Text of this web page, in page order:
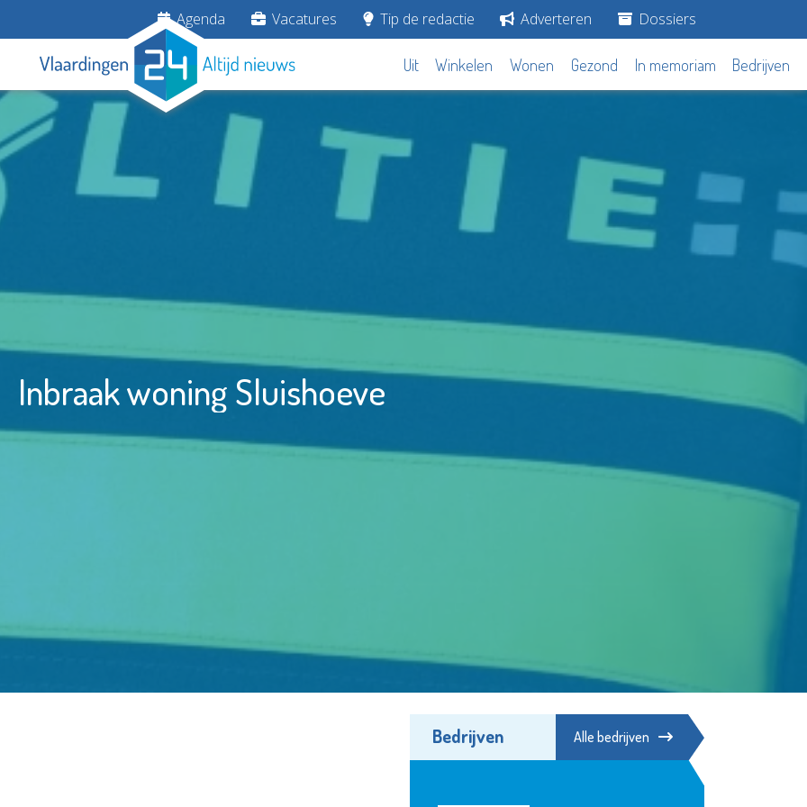
Agenda Vacatures Tip de redactie Adverteren Dossiers
Uit Winkelen Wonen Gezond In memoriam Bedrijven
Inbraak woning Sluishoeve
Bedrijven Alle bedrijven